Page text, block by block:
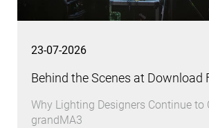
23-07-2026
Behind the Scenes at Download
Why Lighting Designers Continue to
grandMA3